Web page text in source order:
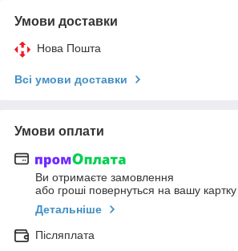
Умови доставки
Нова Пошта
Всі умови доставки
Умови оплати
Ви отримаєте замовлення
або гроші повернуться на вашу картку
Детальніше
Післяплата